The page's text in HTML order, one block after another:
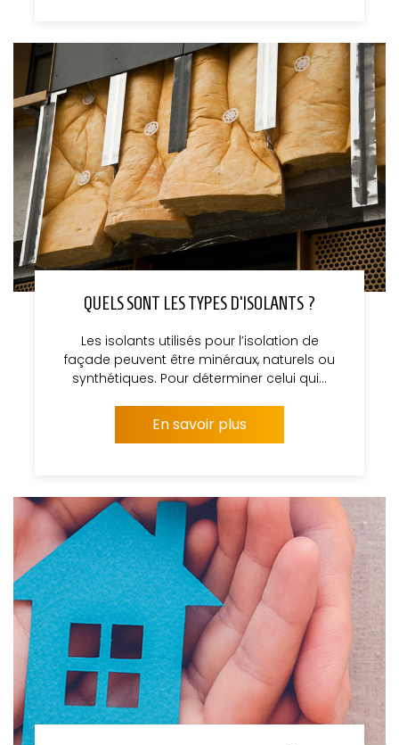
QUELS SONT LES TYPES D’ISOLANTS ?
Les isolants utilisés pour l’isolation de
façade peuvent être minéraux, naturels ou
synthétiques. Pour déterminer celui qui…
En savoir plus